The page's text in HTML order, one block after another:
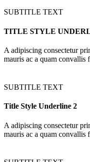
SUBTITLE TEXT
TITLE STYLE
A adipiscing consectetur
mauris ac a quam convallis
SUBTITLE TEXT
Title Style Underline 2
A adipiscing consectetur
mauris ac a quam convallis